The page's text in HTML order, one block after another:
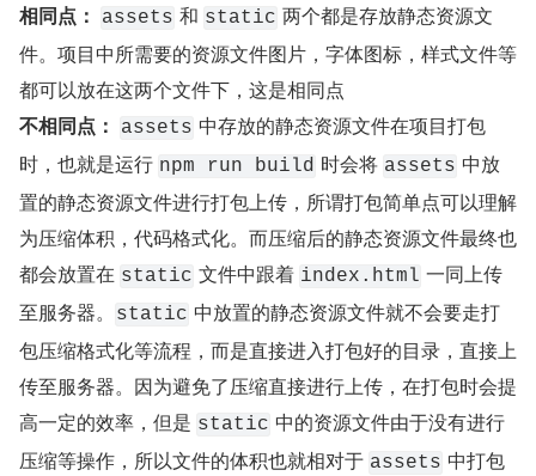
相同点： assets 和 static 两个都是存放静态资源文
件。项目中所需要的资源文件图片，字体图标，样式文件等
都可以放在这两个文件下，这是相同点
不相同点：
assets 中存放的静态资源文件在项目打包
时，也就是运行 npm run build 时会将 assets 中放
置的静态资源文件进行打包上传，所谓打包简单点可以理解
为压缩体积，代码格式化。而压缩后的静态资源文件最终也
都会放置在 static 文件中跟着 index.html 一同上传
至服务器。
static 中放置的静态资源文件就不会要走打
包压缩格式化等流程，而是直接进入打包好的目录，直接上
传至服务器。因为避免了压缩直接进行上传，在打包时会提
高一定的效率，但是 static 中的资源文件由于没有进行
压缩等操作，所以文件的体积也就相对于 assets 中打包